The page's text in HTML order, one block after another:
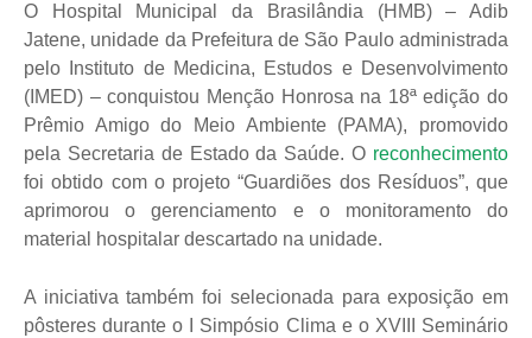
O Hospital Municipal da Brasilândia (HMB) – Adib
Jatene, unidade da Prefeitura de São Paulo administrada
pelo Instituto de Medicina, Estudos e Desenvolvimento
(IMED) – conquistou Menção Honrosa na 18ª edição do
Prêmio Amigo do Meio Ambiente (PAMA), promovido
pela Secretaria de Estado da Saúde. O reconhecimento
foi obtido com o projeto “Guardiões dos Resíduos”, que
aprimorou o gerenciamento e o monitoramento do
material hospitalar descartado na unidade.
A iniciativa também foi selecionada para exposição em
pôsteres durante o I Simpósio Clima e o XVIII Seminário